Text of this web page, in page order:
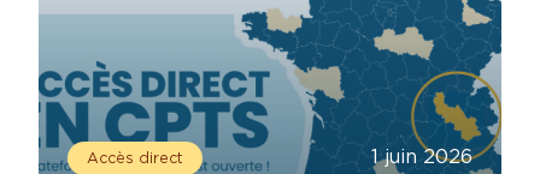
Accès direct 1 juin 2026